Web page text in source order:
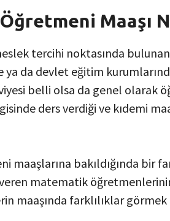
Maaşı
tercihi noktasında
da devlet eğitim
belli olsa da genel olarak
ders verdiği ve kıdemi
bakıldığında bir
matematik
maaşında farklılıklar